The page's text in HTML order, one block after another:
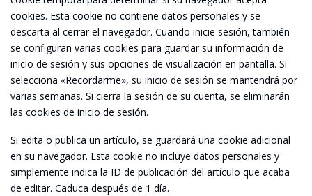
cookies. Esta cookie no contiene datos personales y se
descarta al cerrar el navegador. Cuando inicie sesión, también
se configuran varias cookies para guardar su información de
inicio de sesión y sus opciones de visualización en pantalla. Si
selecciona «Recordarme», su inicio de sesión se mantendrá por
varias semanas. Si cierra la sesión de su cuenta, se eliminarán
las cookies de inicio de sesión.
Si edita o publica un artículo, se guardará una cookie adicional
en su navegador. Esta cookie no incluye datos personales y
simplemente indica la ID de publicación del artículo que acaba
de editar. Caduca después de 1 día.